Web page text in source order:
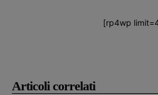
Articoli correlati
[rp4wp